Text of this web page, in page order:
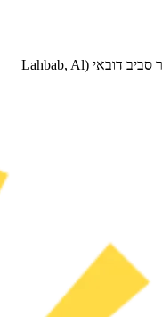
איחוד האמירויות הערביות, אזורי המדבר סביב דובאי (Lahbab, Al